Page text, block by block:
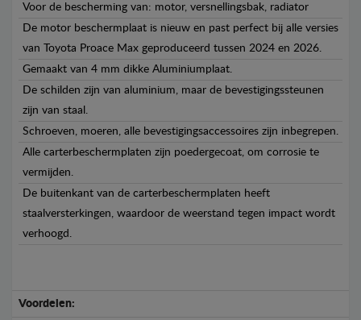
Voor de bescherming van: motor, versnellingsbak, radiator
De motor beschermplaat is nieuw en past perfect bij alle versies
van Toyota Proace Max geproduceerd tussen 2024 en 2026.
Gemaakt van 4 mm dikke Aluminiumplaat.
De schilden zijn van aluminium, maar de bevestigingssteunen
zijn van staal.
Schroeven, moeren, alle bevestigingsaccessoires zijn inbegrepen.
Alle carterbeschermplaten zijn poedergecoat, om corrosie te
vermijden.
De buitenkant van de carterbeschermplaten heeft
staalversterkingen, waardoor de weerstand tegen impact wordt
verhoogd.
Voordelen: